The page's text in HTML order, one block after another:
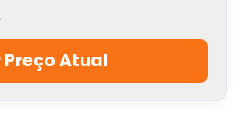
Preço Atual